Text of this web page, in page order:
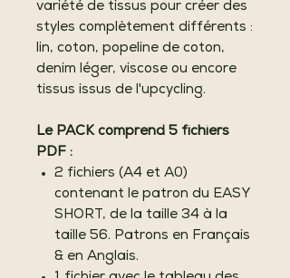
variété de tissus pour créer des
styles complètement différents :
lin, coton, popeline de coton,
denim léger, viscose ou encore
tissus issus de l'upcycling.
Le PACK comprend 5 fichiers
PDF :
2 fichiers (A4 et A0)
contenant le patron du EASY
SHORT, de la taille 34 à la
taille 56. Patrons en Français
& en Anglais.